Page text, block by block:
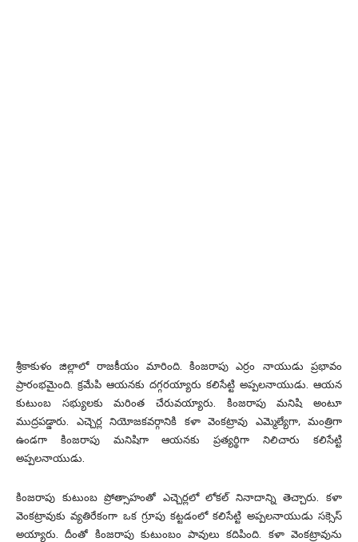
శ్రీకాకుళం జిల్లాలో రాజకీయం మారింది. కింజరాపు ఎర్రం నాయుడు ప్రభావం
ప్రారంభమైంది. క్రమేపి ఆయనకు దగ్గరయ్యారు కలిసేట్టి అప్పలనాయుడు. ఆయన
కుటుంబ సభ్యులకు మరింత చేరువయ్యారు. కింజరాపు మనిషి అంటూ
ముద్రపడ్డారు. ఎచ్చెర్ల నియోజకవర్గానికి కళా వెంకట్రావు ఎమ్మెల్యేగా, మంత్రిగా
ఉండగా కింజరాపు మనిషిగా ఆయనకు ప్రత్యర్థిగా నిలిచారు కలిసేట్టి
అప్పలనాయుడు.
కింజరాపు కుటుంబ ప్రోత్సాహంతో ఎచ్చెర్లలో లోకల్ నినాదాన్ని తెచ్చారు. కళా
వెంకట్రావుకు వ్యతిరేకంగా ఒక గ్రూపు కట్టడంలో కలిసేట్టి అప్పలనాయుడు సక్సెస్
అయ్యారు. దీంతో కింజరాపు కుటుంబం పావులు కదిపింది. కళా వెంకట్రావును